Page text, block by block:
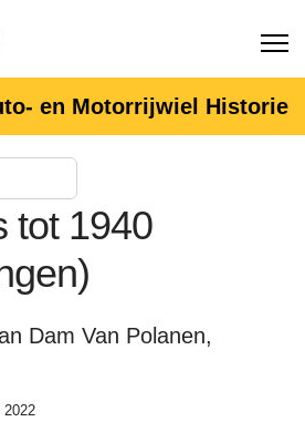
en Motorrijwiel Historie
tot 1940
Dam Van Polanen,
2022